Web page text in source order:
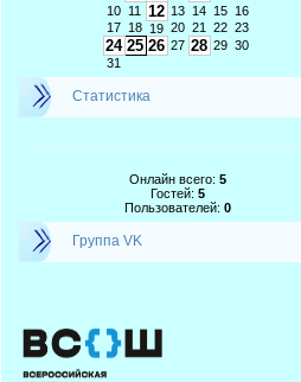
10
11 12 13 14 15
16
17
18 19 20 21 22 23
24 25 26 27 28 29 30
31
Статистика
Онлайн всего: 5
Гостей: 5
Пользователей: 0
Группа VK